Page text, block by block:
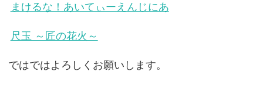
まけるな！あいてぃーえんじにあ
尺玉 ～匠の花火～
ではではよろしくお願いします。